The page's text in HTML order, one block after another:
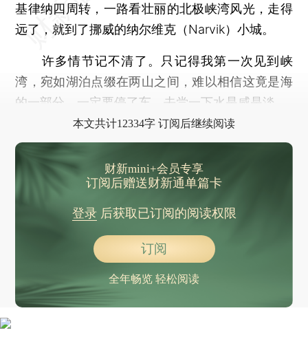
基律纳四周转，一路看壮丽的北极峡湾风光，走得
远了，就到了挪威的纳尔维克（Narvik）小城。
许多情节记不清了。只记得我第一次见到峡
湾，宛如湖泊点缀在两山之间，难以相信这竟是海
的一部分，一定要停了车，去尝一下水是咸是淡。
本文共计12334字 订阅后继续阅读
财新mini+会员专享
订阅后赠送财新通单篇卡
登录后获取已订阅的阅读权限
订阅
全年畅览 轻松阅读